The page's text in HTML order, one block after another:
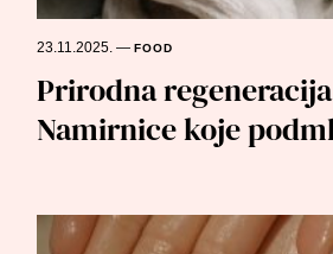
23.11.2025.—FOOD
Prirodna
Namirnice koje